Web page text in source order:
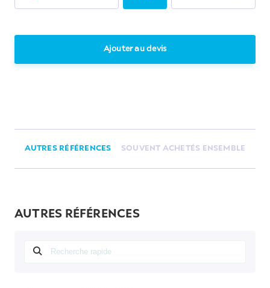
Ajouter au devis
AUTRES RÉFÉRENCES SOUVENT ACHETÉS ENSEMBLE
AUTRES RÉFÉRENCES